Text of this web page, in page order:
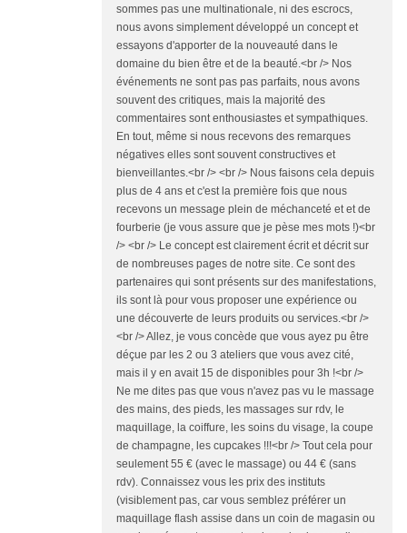
sommes pas une multinationale, ni des escrocs,
nous avons simplement développé un concept et
essayons d'apporter de la nouveauté dans le
domaine du bien être et de la beauté.<br /> Nos
événements ne sont pas pas parfaits, nous avons
souvent des critiques, mais la majorité des
commentaires sont enthousiastes et sympathiques.
En tout, même si nous recevons des remarques
négatives elles sont souvent constructives et
bienveillantes.<br /> <br /> Nous faisons cela depuis
plus de 4 ans et c'est la première fois que nous
recevons un message plein de méchanceté et et de
fourberie (je vous assure que je pèse mes mots !)<br
/> <br /> Le concept est clairement écrit et décrit sur
de nombreuses pages de notre site. Ce sont des
partenaires qui sont présents sur des manifestations,
ils sont là pour vous proposer une expérience ou
une découverte de leurs produits ou services.<br />
<br /> Allez, je vous concède que vous ayez pu être
déçue par les 2 ou 3 ateliers que vous avez cité,
mais il y en avait 15 de disponibles pour 3h !<br />
Ne me dites pas que vous n'avez pas vu le massage
des mains, des pieds, les massages sur rdv, le
maquillage, la coiffure, les soins du visage, la coupe
de champagne, les cupcakes !!!<br /> Tout cela pour
seulement 55 € (avec le massage) ou 44 € (sans
rdv). Connaissez vous les prix des instituts
(visiblement pas, car vous semblez préférer un
maquillage flash assise dans un coin de magasin ou